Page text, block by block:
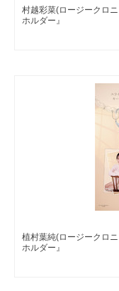
村越彩菜(ロージークロ
ホルダー』
植村葉純(ロージークロ
ホルダー』